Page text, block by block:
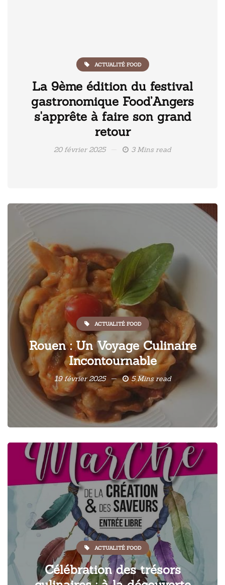
ACTUALITÉ FOOD
La 9ème édition du festival
gastronomique Food’Angers
s'apprête à faire son grand
retour
20 février 2025 3 Mins read
ACTUALITÉ FOOD
Rouen : Un Voyage Culinaire
Incontournable
19 février 2025 5 Mins read
ACTUALITÉ FOOD
Célébration des trésors